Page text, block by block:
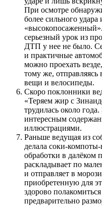
При осмотре
более сильного
серьезный урок из
ДТП у нее не было.
и практичные
можно проехать
тому же, отправляясь
вещи и велосипеды.
Скоро поклонники
«Теряем жир с
трудилась около
интересным
иллюстрациями.
Раньше ведущая из
делала соки-компоты-
обработки в далёком
раскладывает по
и отправляет в
приобретенную для
здорово
предварительно